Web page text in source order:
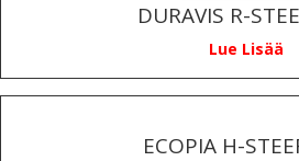
DURAVIS R-
Lue Lisää
ECOPIA H-